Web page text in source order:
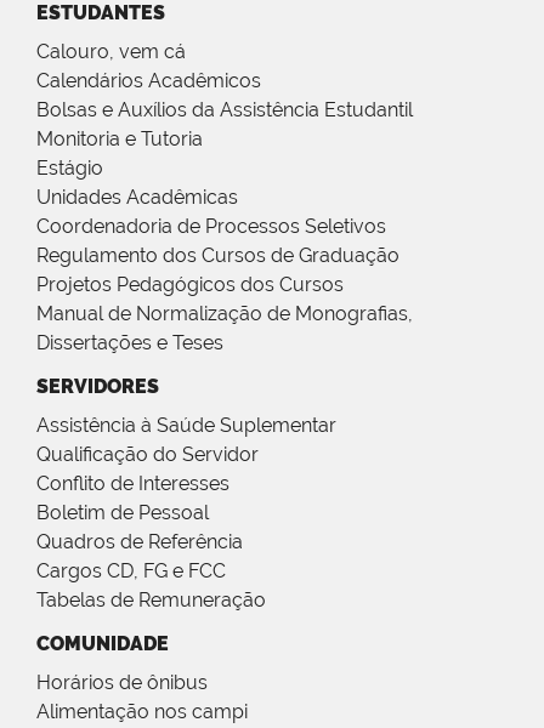
ESTUDANTES
Calouro, vem cá
Calendários Acadêmicos
Bolsas e Auxílios da Assistência Estudantil
Monitoria e Tutoria
Estágio
Unidades Acadêmicas
Coordenadoria de Processos Seletivos
Regulamento dos Cursos de Graduação
Projetos Pedagógicos dos Cursos
Manual de Normalização de Monografias,
Dissertações e Teses
SERVIDORES
Assistência à Saúde Suplementar
Qualificação do Servidor
Conflito de Interesses
Boletim de Pessoal
Quadros de Referência
Cargos CD, FG e FCC
Tabelas de Remuneração
COMUNIDADE
Horários de ônibus
Alimentação nos campi